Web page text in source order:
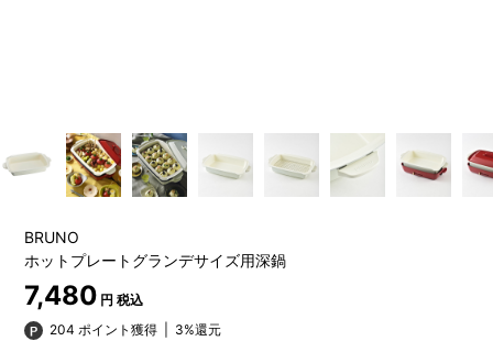
BRUNO
ホットプレートグランデサイズ用深鍋
7,480 円 税込
204 ポイント獲得
3%還元